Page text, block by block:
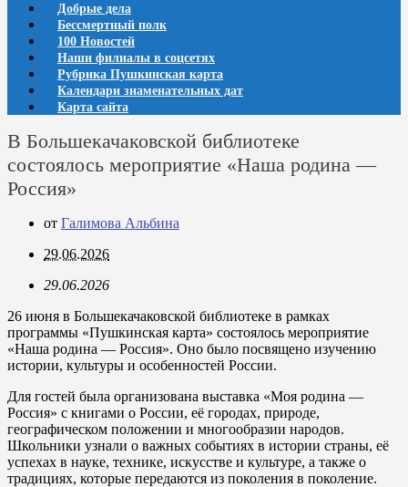
Добрые дела
Бессмертный полк
100 Новостей
Наши филиалы в соцсетях
Рубрика Пушкинская карта
Календари знаменательных дат
Карта сайта
В Большекачаковской библиотеке
состоялось мероприятие «Наша родина —
Россия»
от Галимова Альбина
29.06.2026
29.06.2026
26 июня в Большекачаковской библиотеке в рамках
программы «Пушкинская карта» состоялось мероприятие
«Наша родина — Россия». Оно было посвящено изучению
истории, культуры и особенностей России.
Для гостей была организована выставка «Моя родина —
Россия» с книгами о России, её городах, природе,
географическом положении и многообразии народов.
Школьники узнали о важных событиях в истории страны, её
успехах в науке, технике, искусстве и культуре, а также о
традициях, которые передаются из поколения в поколение.